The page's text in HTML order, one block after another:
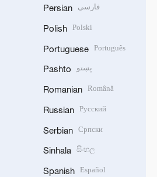
Persian فارسی
Polish Polski
Portuguese Português
Pashto پښتو
Romanian Română
Russian Русский
Serbian Српски
Sinhala සිංහල
Spanish Español